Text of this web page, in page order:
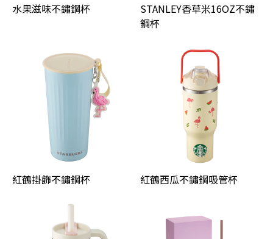
水果滋味不鏽鋼杯
STANLEY香草米16OZ不鏽
鋼杯
紅鶴掛飾不鏽鋼杯 紅鶴西瓜不鏽鋼吸管杯